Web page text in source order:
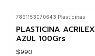
7891153070643 Plasticinas
PLASTICINA ACRILEX
AZUL 100Grs
$990